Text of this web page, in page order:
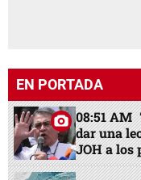
EN PORTADA
08:51 AM
dar una
JOH a los